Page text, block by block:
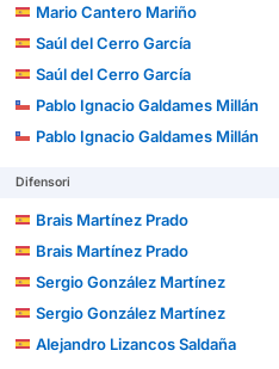
Mario Cantero Mariño
Saúl del Cerro García
Saúl del Cerro García
Pablo Ignacio Galdames Millán
Pablo Ignacio Galdames Millán
Difensori
Brais Martínez Prado
Brais Martínez Prado
Sergio González Martínez
Sergio González Martínez
Alejandro Lizancos Saldaña